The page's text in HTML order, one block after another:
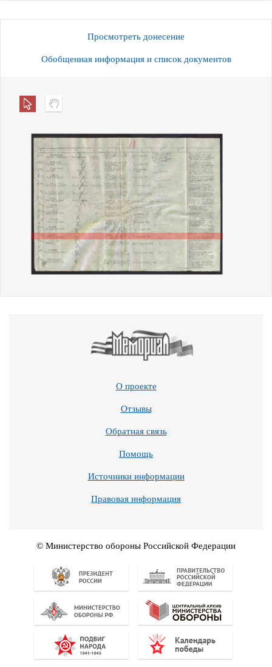
Просмотреть донесение
Обобщенная информация и список документов
О проекте
Отзывы
Обратная связь
Помощь
Источники информации
Правовая информация
© Министерство обороны Российской Федерации